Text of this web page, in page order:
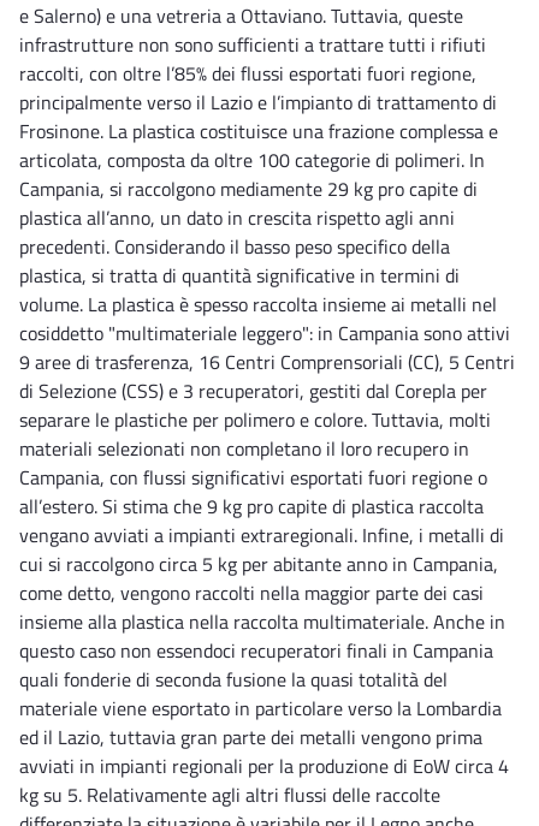
e Salerno) e una vetreria a Ottaviano. Tuttavia, queste
infrastrutture non sono sufficienti a trattare tutti i rifiuti
raccolti, con oltre l’85% dei flussi esportati fuori regione,
principalmente verso il Lazio e l’impianto di trattamento di
Frosinone. La plastica costituisce una frazione complessa e
articolata, composta da oltre 100 categorie di polimeri. In
Campania, si raccolgono mediamente 29 kg pro capite di
plastica all’anno, un dato in crescita rispetto agli anni
precedenti. Considerando il basso peso specifico della
plastica, si tratta di quantità significative in termini di
volume. La plastica è spesso raccolta insieme ai metalli nel
cosiddetto "multimateriale leggero": in Campania sono attivi
9 aree di trasferenza, 16 Centri Comprensoriali (CC), 5 Centri
di Selezione (CSS) e 3 recuperatori, gestiti dal Corepla per
separare le plastiche per polimero e colore. Tuttavia, molti
materiali selezionati non completano il loro recupero in
Campania, con flussi significativi esportati fuori regione o
all’estero. Si stima che 9 kg pro capite di plastica raccolta
vengano avviati a impianti extraregionali. Infine, i metalli di
cui si raccolgono circa 5 kg per abitante anno in Campania,
come detto, vengono raccolti nella maggior parte dei casi
insieme alla plastica nella raccolta multimateriale. Anche in
questo caso non essendoci recuperatori finali in Campania
quali fonderie di seconda fusione la quasi totalità del
materiale viene esportato in particolare verso la Lombardia
ed il Lazio, tuttavia gran parte dei metalli vengono prima
avviati in impianti regionali per la produzione di EoW circa 4
kg su 5. Relativamente agli altri flussi delle raccolte